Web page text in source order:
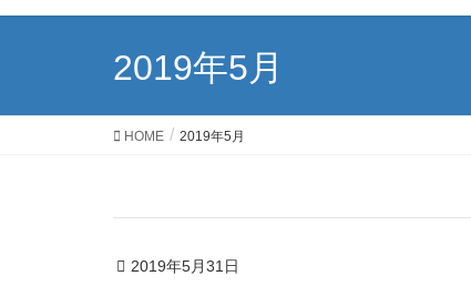
2019年5月
HOME 2019年5月
2019年5月31日